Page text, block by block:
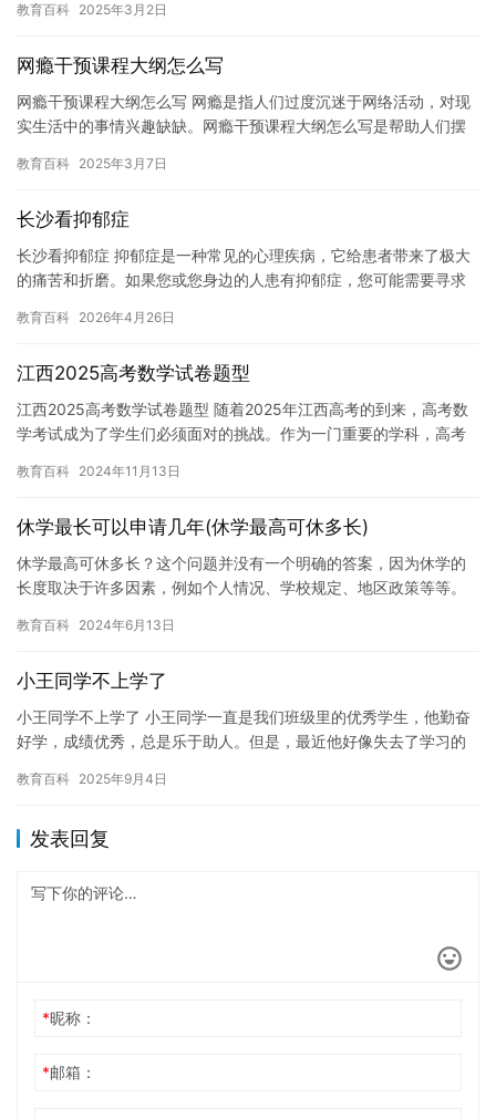
缓解…
教育百科 2025年3月2日
网瘾干预课程大纲怎么写
网瘾干预课程大纲怎么写 网瘾是指人们过度沉迷于网络活动，对现
实生活中的事情兴趣缺缺。网瘾干预课程大纲怎么写是帮助人们摆
一…
教育百科 2025年3月7日
长沙看抑郁症
长沙看抑郁症 抑郁症是一种常见的心理疾病，它给患者带来了极大
的痛苦和折磨。如果您或您身边的人患有抑郁症，您可能需要寻求
的治…
教育百科 2026年4月26日
江西2025高考数学试卷题型
江西2025高考数学试卷题型 随着2025年江西高考的到来，高考数
学考试成为了学生们必须面对的挑战。作为一门重要的学科，高考
教育百科 2024年11月13日
休学最长可以申请几年(休学最高可休多长)
休学最高可休多长？这个问题并没有一个明确的答案，因为休学的
长度取决于许多因素，例如个人情况、学校规定、地区政策等等。
为了…
教育百科 2024年6月13日
小王同学不上学了
小王同学不上学了 小王同学一直是我们班级里的优秀学生，他勤奋
好学，成绩优秀，总是乐于助人。但是，最近他好像失去了学习的
如果…
教育百科 2025年9月4日
发表回复
*昵称：
*邮箱：